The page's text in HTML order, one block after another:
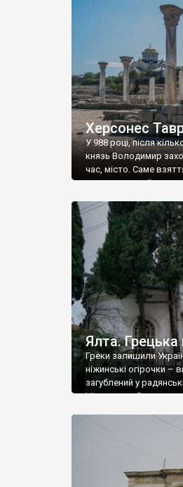
візантійської доби.
культурної спадщини
Офіційно – на
влада в Україні
Херсонес
У 988 році, після
князь Володимир
час, місто. Саме
диктувати свої умови
Херсонесі
християнином. А
Херсонесу
Ялта.
Греки залишили
ніжинські огірочки –
загублений у
Ніжин греки?